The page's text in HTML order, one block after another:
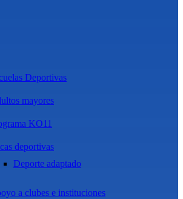
Deportivas
mayores
KO11
deportivas
Deporte adaptado
a clubes e instituciones